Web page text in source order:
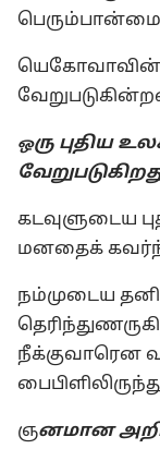
யெகோவாவின்
ஒரு புதிய
கடவுளுடைய
மனதைக்
நம்முடைய
நீக்குவாரென
ஞனமான